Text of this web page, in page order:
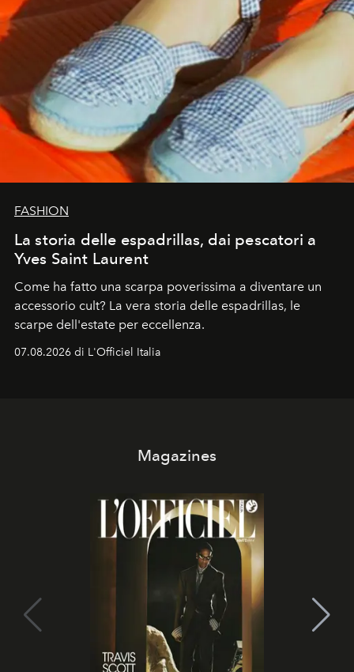
FASHION
La storia delle espadrillas, dai pescatori a
Yves Saint Laurent
Come ha fatto una scarpa poverissima a diventare un
accessorio cult? La vera storia delle espadrillas, le
scarpe dell'estate per eccellenza.
07.08.2026 di L'Officiel Italia
Magazines